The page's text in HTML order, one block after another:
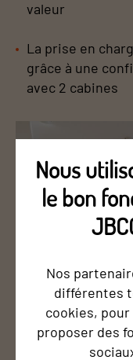
valeur
La prise en
grâce à une
avec 2 cabines
Nous
le bon
Nos
différentes
cookies,
proposer des